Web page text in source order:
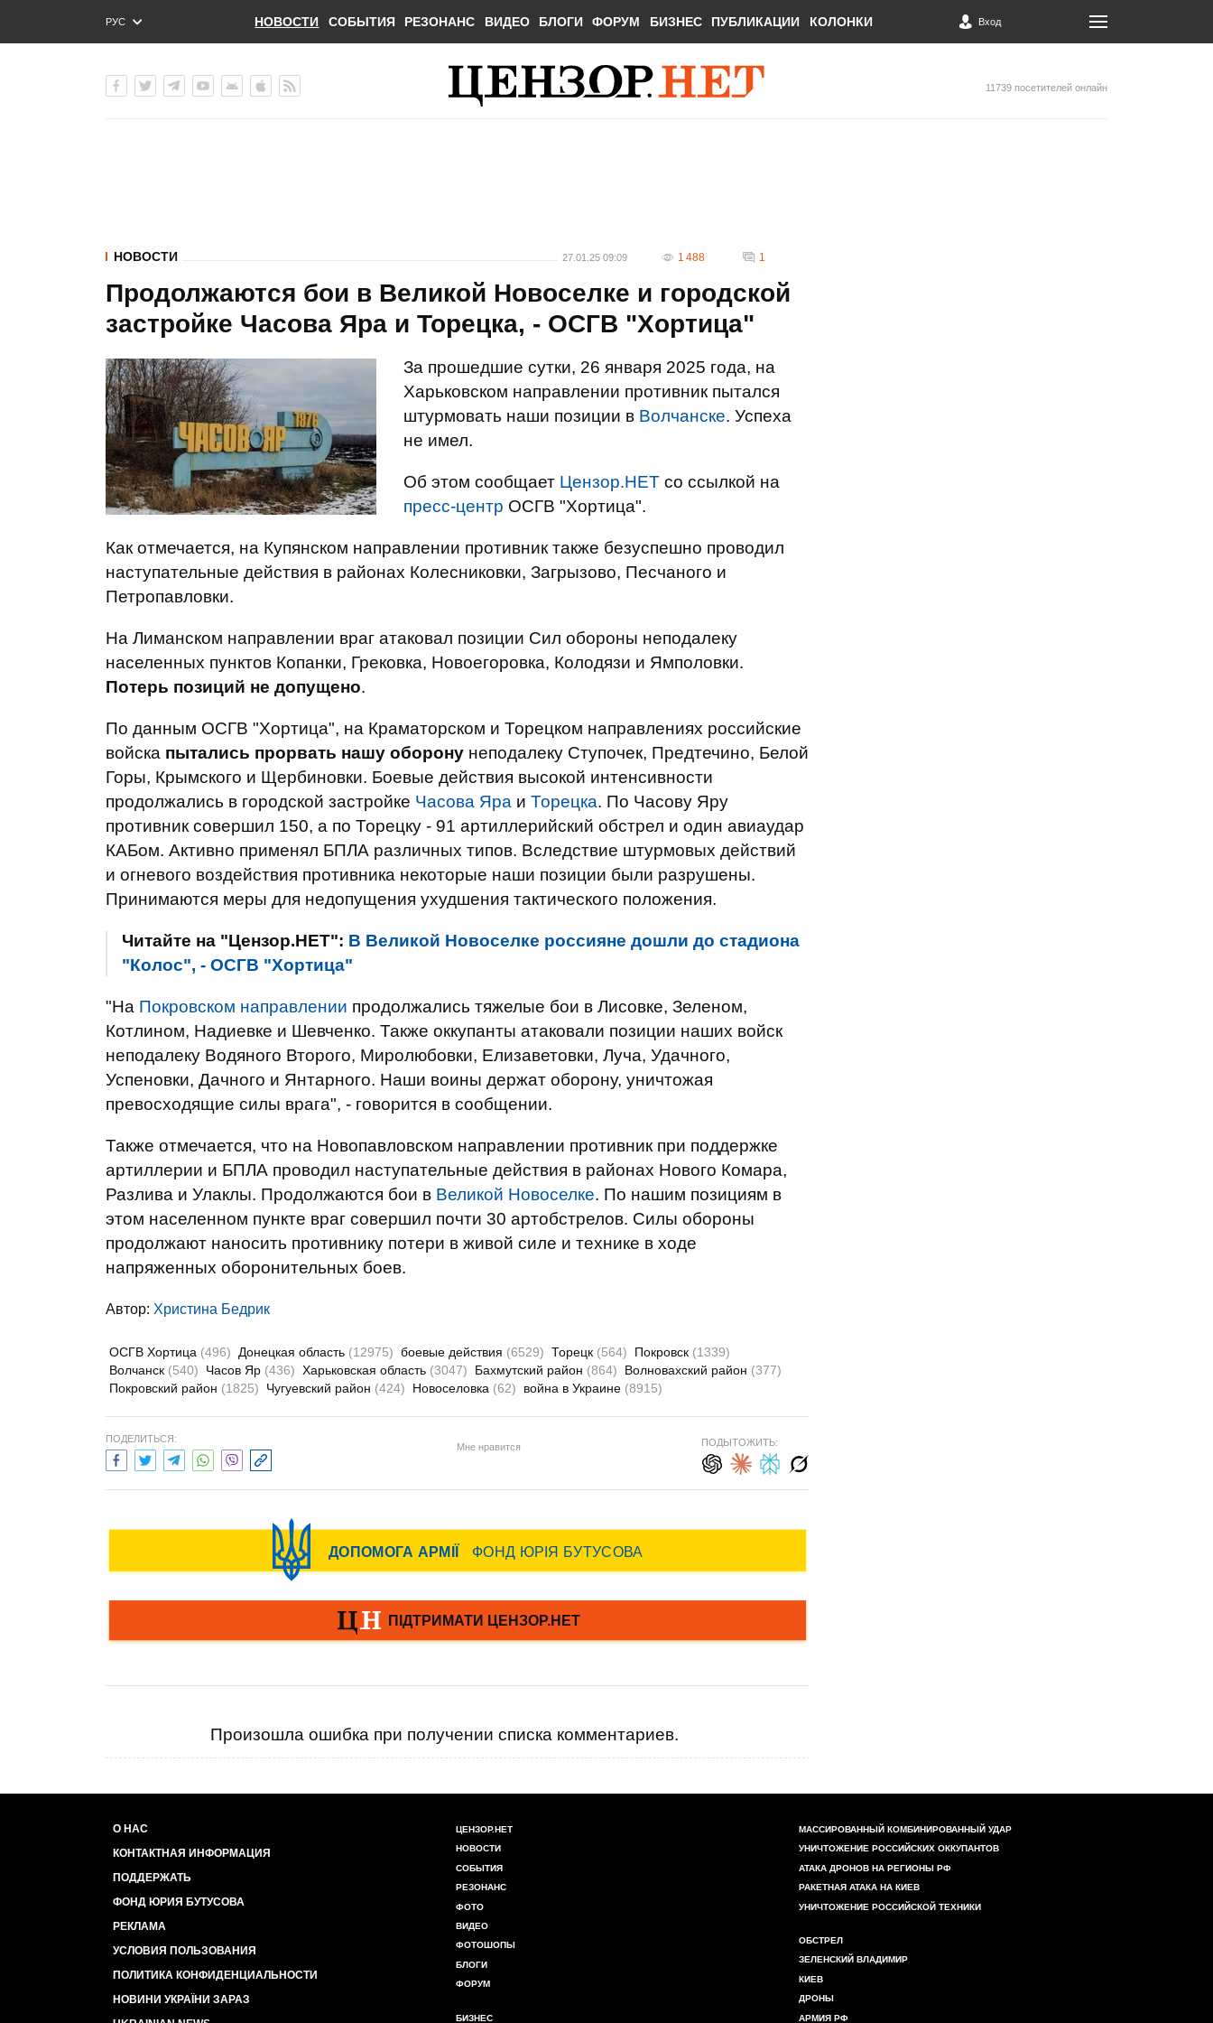
РУС
ENG
НОВОСТИ СОБЫТИЯ РЕЗОНАНС ВИДЕО БЛОГИ ФОРУМ БИЗНЕС ПУБЛИКАЦИИ КОЛОНКИ Вход
11739 посетителей онлайн
НОВОСТИ 27.01.25 09:09 1 488 1
Продолжаются бои в Великой Новоселке и городской
застройке Часова Яра и Торецка, - ОСГВ "Хортица"
За прошедшие сутки, 26 января 2025 года, на
Харьковском направлении противник пытался
штурмовать наши позиции в Волчанске. Успеха
не имел.
Об этом сообщает Цензор.НЕТ со ссылкой на
пресс-центр ОСГВ "Хортица".
Как отмечается, на Купянском направлении противник также безуспешно проводил
наступательные действия в районах Колесниковки, Загрызово, Песчаного и
Петропавловки.
На Лиманском направлении враг атаковал позиции Сил обороны неподалеку
населенных пунктов Копанки, Грековка, Новоегоровка, Колодязи и Ямполовки.
Потерь позиций не допущено.
По данным ОСГВ "Хортица", на Краматорском и Торецком направлениях российские
войска пытались прорвать нашу оборону неподалеку Ступочек, Предтечино, Белой
Горы, Крымского и Щербиновки. Боевые действия высокой интенсивности
продолжались в городской застройке Часова Яра и Торецка. По Часову Яру
противник совершил 150, а по Торецку - 91 артиллерийский обстрел и один авиаудар
КАБом. Активно применял БПЛА различных типов. Вследствие штурмовых действий
и огневого воздействия противника некоторые наши позиции были разрушены.
Принимаются меры для недопущения ухудшения тактического положения.
Читайте на "Цензор.НЕТ": В Великой Новоселке россияне дошли до стадиона
"Колос", - ОСГВ "Хортица"
"На Покровском направлении продолжались тяжелые бои в Лисовке, Зеленом,
Котлином, Надиевке и Шевченко. Также оккупанты атаковали позиции наших войск
неподалеку Водяного Второго, Миролюбовки, Елизаветовки, Луча, Удачного,
Успеновки, Дачного и Янтарного. Наши воины держат оборону, уничтожая
превосходящие силы врага", - говорится в сообщении.
Также отмечается, что на Новопавловском направлении противник при поддержке
артиллерии и БПЛА проводил наступательные действия в районах Нового Комара,
Разлива и Улаклы. Продолжаются бои в Великой Новоселке. По нашим позициям в
этом населенном пункте враг совершил почти 30 артобстрелов. Силы обороны
продолжают наносить противнику потери в живой силе и технике в ходе
напряженных оборонительных боев.
Автор: Христина Бедрик
ОСГВ Хортица (496) Донецкая область (12975) боевые действия (6529) Торецк (564) Покровск (1339)
Волчанск (540) Часов Яр (436) Харьковская область (3047) Бахмутский район (864) Волновахский район (377)
Покровский район (1825) Чугуевский район (424) Новоселовка (62) война в Украине (8915)
ПОДЕЛИТЬСЯ:
Мне нравится ПОДЫТОЖИТЬ:
Произошла ошибка при получении списка комментариев.
О НАС
КОНТАКТНАЯ ИНФОРМАЦИЯ
ПОДДЕРЖАТЬ
ФОНД ЮРИЯ БУТУСОВА
РЕКЛАМА
УСЛОВИЯ ПОЛЬЗОВАНИЯ
ПОЛИТИКА КОНФИДЕНЦИАЛЬНОСТИ
НОВИНИ УКРАЇНИ ЗАРАЗ
ЦЕНЗОР.НЕТ
НОВОСТИ
СОБЫТИЯ
РЕЗОНАНС
ФОТО
ВИДЕО
ФОТОШОПЫ
БЛОГИ
ФОРУМ
БИЗНЕС
МАССИРОВАННЫЙ КОМБИНИРОВАННЫЙ УДАР
УНИЧТОЖЕНИЕ РОССИЙСКИХ ОККУПАНТОВ
АТАКА ДРОНОВ НА РЕГИОНЫ РФ
РАКЕТНАЯ АТАКА НА КИЕВ
УНИЧТОЖЕНИЕ РОССИЙСКОЙ ТЕХНИКИ
ОБСТРЕЛ
ЗЕЛЕНСКИЙ ВЛАДИМИР
КИЕВ
ДРОНЫ
АРМИЯ РФ